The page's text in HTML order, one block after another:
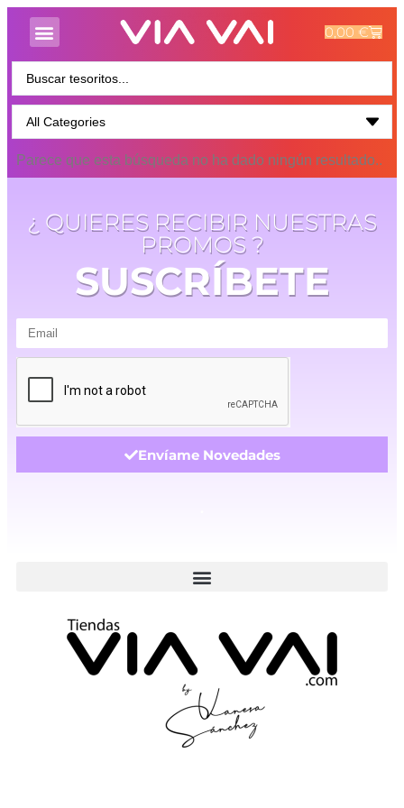
0,00€
Parece que esta búsqueda no ha dado ningún resultado..
¿ QUIERES RECIBIR NUESTRAS
PROMOS ?
SUSCRÍBETE
Envíame Novedades